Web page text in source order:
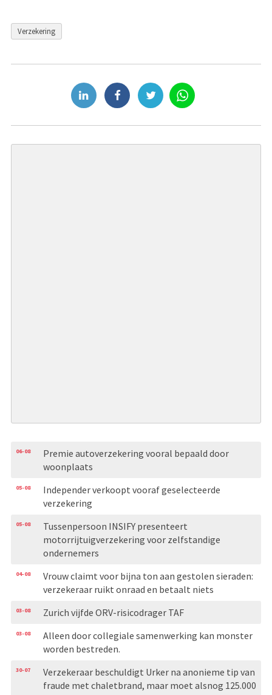
Verzekering
06-08
Premie autoverzekering vooral bepaald door
woonplaats
05-08
Independer verkoopt vooraf geselecteerde
verzekering
05-08
Tussenpersoon INSIFY presenteert
motorrijtuigverzekering voor zelfstandige
ondernemers
04-08
Vrouw claimt voor bijna ton aan gestolen sieraden:
verzekeraar ruikt onraad en betaalt niets
03-08 Zurich vijfde ORV-risicodrager TAF
03-08
Alleen door collegiale samenwerking kan monster
worden bestreden.
30-07
Verzekeraar beschuldigt Urker na anonieme tip van
fraude met chaletbrand, maar moet alsnog 125.000